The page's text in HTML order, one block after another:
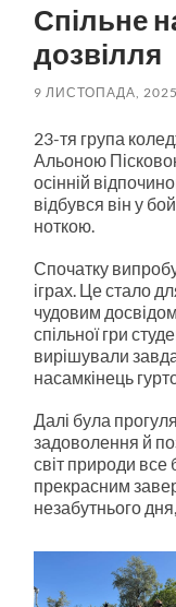
Спільне
дозвілля
9 ЛИСТОПАДА, 2025
23-тя група
Альоною
осінній
відбувся він у
ноткою.
Спочатку
іграх. Це стало
чудовим
спільної гри
вирішували
насамкінець
Далі була
задоволення й
світ природи все
прекрасним
незабутнього